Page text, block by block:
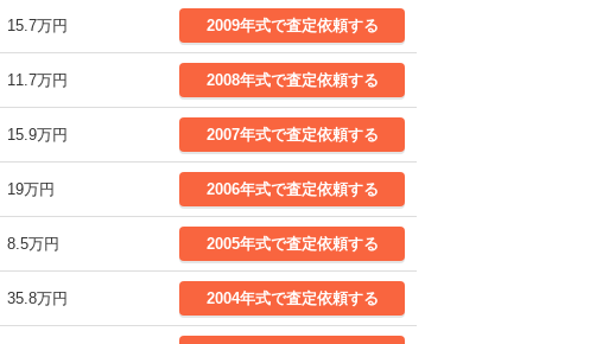
15.7万円 2009年式で査定依頼する
11.7万円 2008年式で査定依頼する
15.9万円 2007年式で査定依頼する
19万円 2006年式で査定依頼する
8.5万円 2005年式で査定依頼する
35.8万円 2004年式で査定依頼する